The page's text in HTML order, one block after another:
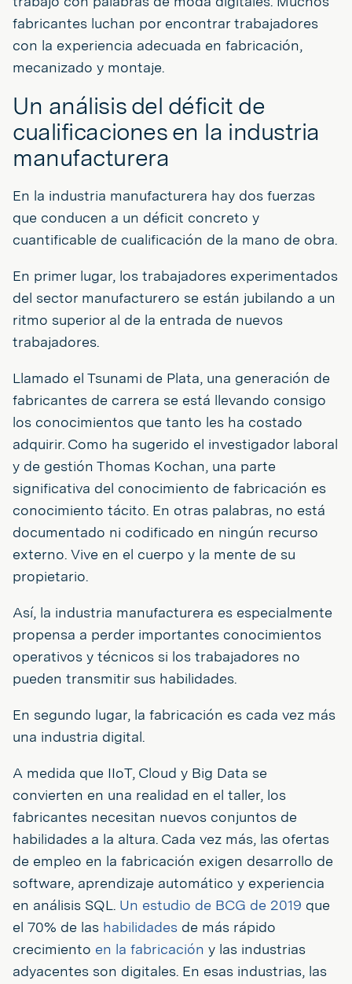
fabricantes luchan por encontrar trabajadores
con la experiencia adecuada en fabricación,
mecanizado y montaje.
Un análisis del déficit de
cualificaciones en la industria
manufacturera
En la industria manufacturera hay dos fuerzas
que conducen a un déficit concreto y
cuantificable de cualificación de la mano de obra.
En primer lugar, los trabajadores experimentados
del sector manufacturero se están jubilando a un
ritmo superior al de la entrada de nuevos
trabajadores.
Llamado el Tsunami de Plata, una generación de
fabricantes de carrera se está llevando consigo
los conocimientos que tanto les ha costado
adquirir. Como ha sugerido el investigador laboral
y de gestión Thomas Kochan, una parte
significativa del conocimiento de fabricación es
conocimiento tácito. En otras palabras, no está
documentado ni codificado en ningún recurso
externo. Vive en el cuerpo y la mente de su
propietario.
Así, la industria manufacturera es especialmente
propensa a perder importantes conocimientos
operativos y técnicos si los trabajadores no
pueden transmitir sus habilidades.
En segundo lugar, la fabricación es cada vez más
una industria digital.
A medida que IIoT, Cloud y Big Data se
convierten en una realidad en el taller, los
fabricantes necesitan nuevos conjuntos de
habilidades a la altura. Cada vez más, las ofertas
de empleo en la fabricación exigen desarrollo de
software, aprendizaje automático y experiencia
en análisis SQL. Un estudio de BCG de 2019 que
el 70% de las habilidades de más rápido
crecimiento en la fabricación y las industrias
adyacentes son digitales. En esas industrias, las